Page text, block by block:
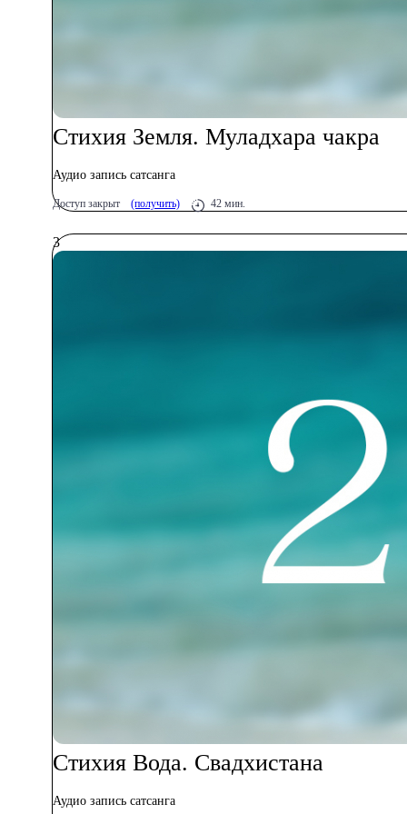
Стихия Земля. Муладхара чакра
Аудио запись сатсанга
Доступ закрыт (получить) 42 мин.
3
Стихия Вода. Свадхистана
Аудио запись сатсанга